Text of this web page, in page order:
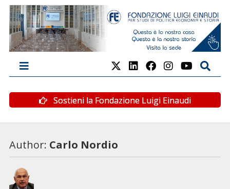
Sostieni la Fondazione Luigi Einaudi
Author: Carlo Nordio